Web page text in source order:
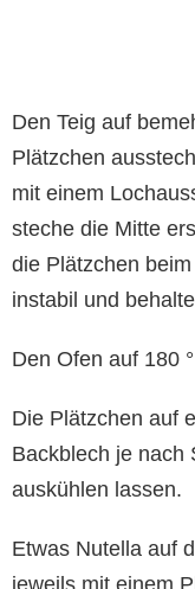
Den Teig auf
Plätzchen
mit einem
steche die Mitte
die Plätzchen
instabil und
Den Ofen auf 180
Die Plätzchen auf
Backblech je nach
auskühlen lassen.
Etwas Nutella auf